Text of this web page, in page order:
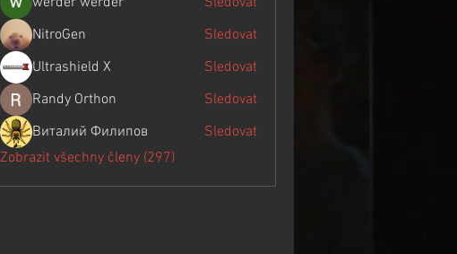
NitroGen
Sledovat
Ultrashield X
Sledovat
Randy Orthon
Sledovat
Виталий Филипов
Sledovat
Zobrazit všechny členy (297)